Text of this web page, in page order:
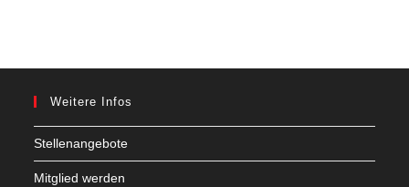
Weitere Infos
Stellenangebote
Mitglied werden